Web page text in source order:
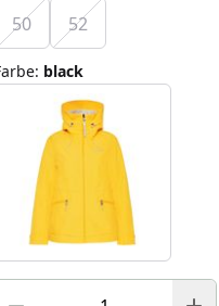
50 52
: black